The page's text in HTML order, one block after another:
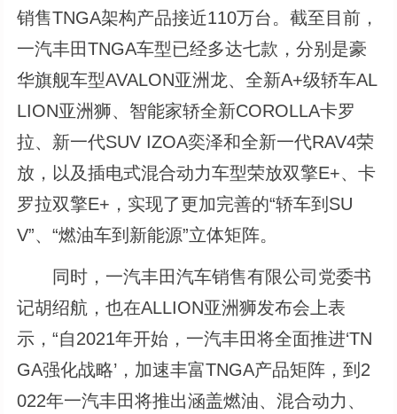
销售TNGA架构产品接近110万台。截至目前，
一汽丰田TNGA车型已经多达七款，分别是豪
华旗舰车型AVALON亚洲龙、全新A+级轿车AL
LION亚洲狮、智能家轿全新COROLLA卡罗
拉、新一代SUV IZOA奕泽和全新一代RAV4荣
放，以及插电式混合动力车型荣放双擎E+、卡
罗拉双擎E+，实现了更加完善的“轿车到SU
V”、“燃油车到新能源”立体矩阵。
同时，一汽丰田汽车销售有限公司党委书
记胡绍航，也在ALLION亚洲狮发布会上表
示，“自2021年开始，一汽丰田将全面推进‘TN
GA强化战略’，加速丰富TNGA产品矩阵，到2
022年一汽丰田将推出涵盖燃油、混合动力、